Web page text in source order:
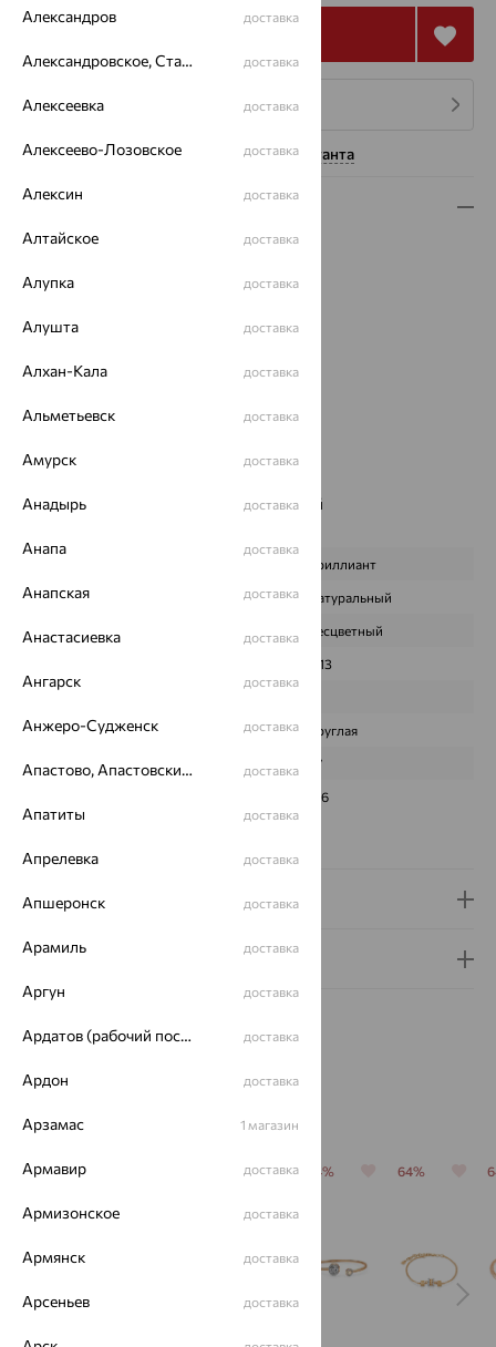
4 платежа по 57 850₽
Нужна помощь консультанта
Описание
Вид изделия:
Вес:
Цвет металла:
Страна происхождения:
РОССИЯ
Бренд: Delta
Цвет вставки:
Наименование цвета вставки:
Бесцветный
Бриллиант
ПРОИСХОЖДЕНИЕ Натуральный
Бесцветный
0,13
ФОРМА ОГРАНКИ Круглая
57
3/6
Доставка и оплата
Гарантия и возврат
64% 64% 64% 64%
Александров доставка
Александровское, Ставропольский край доставка
Алексеевка доставка
Алексеево-Лозовское доставка
Алексин доставка
Алтайское доставка
Алупка доставка
Алушта доставка
Алхан-Кала доставка
Альметьевск доставка
Амурск доставка
Анадырь доставка
Анапа доставка
Анапская доставка
Анастасиевка доставка
Ангарск доставка
Анжеро-Судженск доставка
Апастово, Апастовский район доставка
Апатиты доставка
Апрелевка доставка
Апшеронск доставка
Арамиль доставка
Аргун доставка
Ардатов (рабочий поселок) доставка
Ардон доставка
Арзамас 1 магазин
Армавир доставка
Армизонское доставка
Армянск доставка
Арсеньев доставка